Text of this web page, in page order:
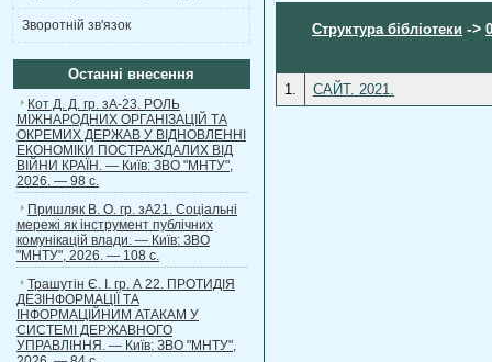
Зворотній зв'язок
Останні внесення
Кот Д. Д. гр. зА-23. РОЛЬ
МІЖНАРОДНИХ ОРГАНІЗАЦІЙ ТА
ОКРЕМИХ ДЕРЖАВ У ВІДНОВЛЕННІ
ЕКОНОМІКИ ПОСТРАЖДАЛИХ ВІД
ВІЙНИ КРАЇН. — Київ: ЗВО "МНТУ",
2026. — 98 с.
Пришляк В. О. гр. зА21. Соціальні
мережі як інструмент публічних
комунікацій влади. — Київ: ЗВО
"МНТУ", 2026. — 108 с.
Трашутін Є. І. гр. А 22. ПРОТИДІЯ
ДЕЗІНФОРМАЦІЇ ТА
ІНФОРМАЦІЙНИМ АТАКАМ У
СИСТЕМІ ДЕРЖАВНОГО
УПРАВЛІННЯ. — Київ: ЗВО "МНТУ",
Структура бібліотеки ->
1. САЙТ. 2021.